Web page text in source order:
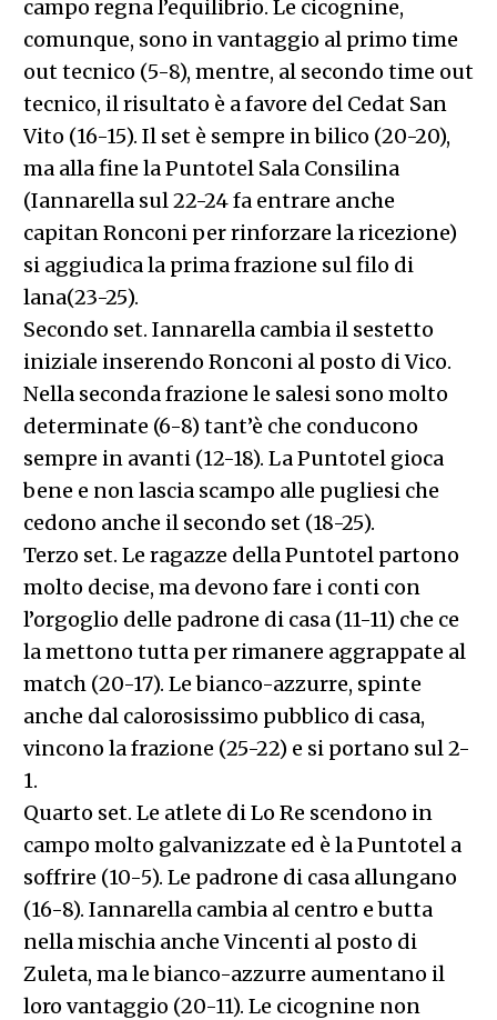
campo regna l’equilibrio. Le cicognine,
comunque, sono in vantaggio al primo time
out tecnico (5-8), mentre, al secondo time out
tecnico, il risultato è a favore del Cedat San
Vito (16-15). Il set è sempre in bilico (20-20),
ma alla fine la Puntotel Sala Consilina
(Iannarella sul 22-24 fa entrare anche
capitan Ronconi per rinforzare la ricezione)
si aggiudica la prima frazione sul filo di
lana(23-25).
Secondo set. Iannarella cambia il sestetto
iniziale inserendo Ronconi al posto di Vico.
Nella seconda frazione le salesi sono molto
determinate (6-8) tant’è che conducono
sempre in avanti (12-18). La Puntotel gioca
bene e non lascia scampo alle pugliesi che
cedono anche il secondo set (18-25).
Terzo set. Le ragazze della Puntotel partono
molto decise, ma devono fare i conti con
l’orgoglio delle padrone di casa (11-11) che ce
la mettono tutta per rimanere aggrappate al
match (20-17). Le bianco-azzurre, spinte
anche dal calorosissimo pubblico di casa,
vincono la frazione (25-22) e si portano sul 2-
1.
Quarto set. Le atlete di Lo Re scendono in
campo molto galvanizzate ed è la Puntotel a
soffrire (10-5). Le padrone di casa allungano
(16-8). Iannarella cambia al centro e butta
nella mischia anche Vincenti al posto di
Zuleta, ma le bianco-azzurre aumentano il
loro vantaggio (20-11). Le cicognine non